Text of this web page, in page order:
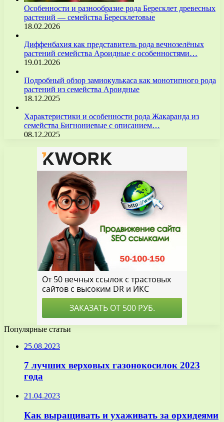
Особенности и разнообразие рода Бересклет древесных
растений — семейства Бересклетовые
18.02.2026
Диффенбахия как представитель рода вечнозелёных
растений семейства Ароидные с особенностями…
19.01.2026
Подробный обзор замиокулькаса как монотипного рода
растений из семейства Ароидные
18.12.2025
Характеристики и особенности рода Жакаранда из
семейства Бигнониевые с описанием…
08.12.2025
Популярные статьи
25.08.2023
7 лучших верховых газонокосилок 2023
года
21.04.2023
Как выращивать и ухаживать за орхидеями